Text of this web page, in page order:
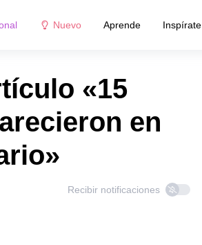
Nuevo Aprende Inspírate
«15
en
Recibir notificaciones